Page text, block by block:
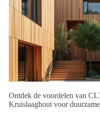
Ontdek de voordelen van
Kruislaaghout voor